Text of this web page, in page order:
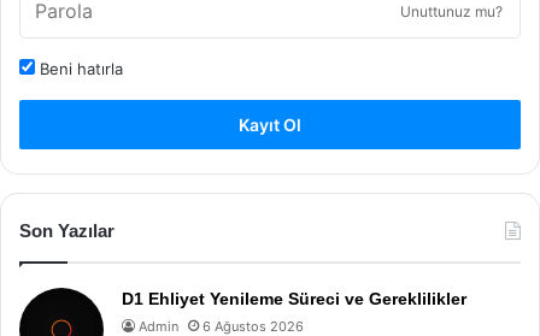
Unuttunuz mu?
Beni hatırla
Kayıt Ol
Son Yazılar
D1 Ehliyet Yenileme Süreci ve Gereklilikler
Admin 6 Ağustos 2026